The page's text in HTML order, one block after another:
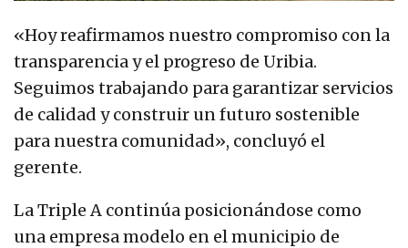
«Hoy reafirmamos nuestro compromiso con la
transparencia y el progreso de Uribia.
Seguimos trabajando para garantizar servicios
de calidad y construir un futuro sostenible
para nuestra comunidad», concluyó el
gerente.
La Triple A continúa posicionándose como
una empresa modelo en el municipio de